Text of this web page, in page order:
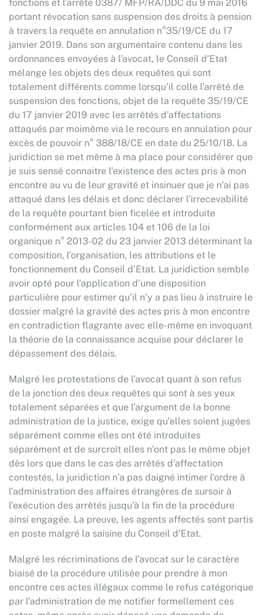
fonctions et l’arrêté 0387/ MFP/RA/DDC du 9 mai 2016
portant révocation sans suspension des droits à pension
à travers la requête en annulation n°35/19/CE du 17
janvier 2019. Dans son argumentaire contenu dans les
ordonnances envoyées à l’avocat, le Conseil d’Etat
mélange les objets des deux requêtes qui sont
totalement différents comme lorsqu’il colle l’arrêté de
suspension des fonctions, objet de la requête 35/19/CE
du 17 janvier 2019 avec les arrêtés d’affectations
attaqués par moimême via le recours en annulation pour
excès de pouvoir n° 388/18/CE en date du 25/10/18. La
juridiction se met même à ma place pour considérer que
je suis sensé connaitre l’existence des actes pris à mon
encontre au vu de leur gravité et insinuer que je n’ai pas
attaqué dans les délais et donc déclarer l’irrecevabilité
de la requête pourtant bien ficelée et introduite
conformément aux articles 104 et 106 de la loi
organique n° 2013-02 du 23 janvier 2013 déterminant la
composition, l’organisation, les attributions et le
fonctionnement du Conseil d’Etat. La juridiction semble
avoir opté pour l’application d’une disposition
particulière pour estimer qu’il n’y a pas lieu à instruire le
dossier malgré la gravité des actes pris à mon encontre
en contradiction flagrante avec elle-même en invoquant
la théorie de la connaissance acquise pour déclarer le
dépassement des délais.
Malgré les protestations de l’avocat quant à son refus
de la jonction des deux requêtes qui sont à ses yeux
totalement séparées et que l’argument de la bonne
administration de la justice, exige qu’elles soient jugées
séparément comme elles ont été introduites
séparément et de surcroît elles n’ont pas le même objet
dès lors que dans le cas des arrêtés d’affectation
contestés, la juridiction n’a pas daigné intimer l’ordre à
l’administration des affaires étrangères de sursoir à
l’exécution des arrêtés jusqu’à la fin de la procédure
ainsi engagée. La preuve, les agents affectés sont partis
en poste malgré la saisine du Conseil d’Etat.
Malgré les récriminations de l’avocat sur le caractère
biaisé de la procédure utilisée pour prendre à mon
encontre ces actes illégaux comme le refus catégorique
par l’administration de me notifier formellement ces